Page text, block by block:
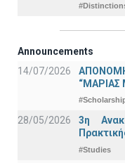
Announcements
14/07/2026
“ΜΑΡΙΑΣ
28/05/2026
3η
#Studies